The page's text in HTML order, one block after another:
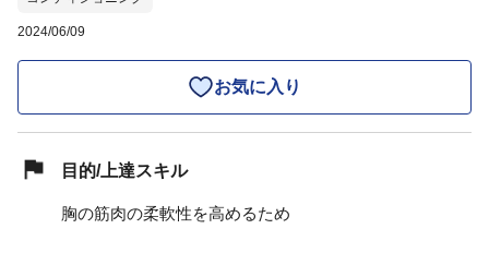
2024/06/09
お気に入り
目的/上達スキル
胸の筋肉の柔軟性を高めるため